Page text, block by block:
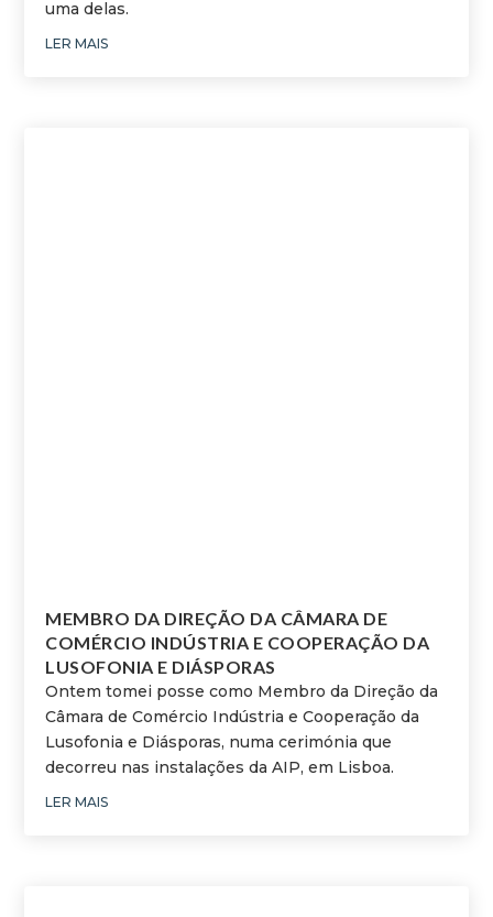
uma delas.
LER MAIS
MEMBRO DA DIREÇÃO DA CÂMARA DE
COMÉRCIO INDÚSTRIA E COOPERAÇÃO DA
LUSOFONIA E DIÁSPORAS
Ontem tomei posse como Membro da Direção da
Câmara de Comércio Indústria e Cooperação da
Lusofonia e Diásporas, numa cerimónia que
decorreu nas instalações da AIP, em Lisboa.
LER MAIS